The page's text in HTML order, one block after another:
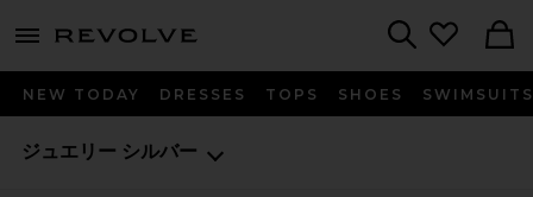
menu - shows more content
NEW TODAY DRESSES TOPS SHOES SWIMSUITS
ジュエリー シルバー